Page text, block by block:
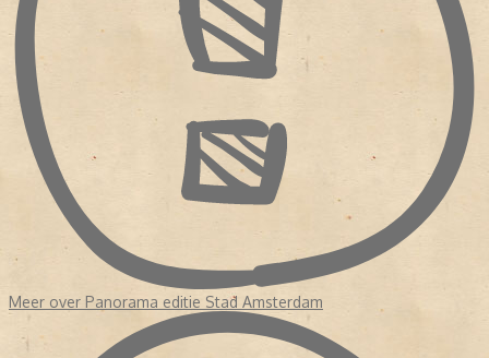
Meer over Panorama editie Stad Amsterdam